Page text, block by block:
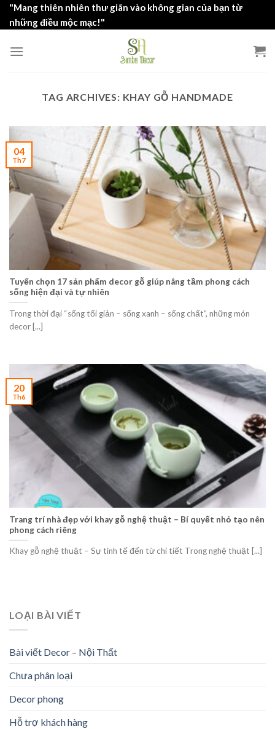
Skip"Mang thiên nhiên thư giãn vào không gian của bạn từ
những điều mộc mạc!"
TAG ARCHIVES: KHAY GỖ HANDMADE
Tuyển chọn 17 sản phẩm decor gỗ giúp nâng tầm phong cách
sống hiện đại và tự nhiên
Trong thời đại “sống tối giản – sống xanh – sống chất”, những món
decor [...]
04
Th7
Trang trí nhà đẹp với khay gỗ nghệ thuật – Bí quyết nhỏ tạo nên
phong cách riêng
Khay gỗ nghệ thuật – Sự tinh tế đến từ chi tiết Trong nghệ thuật [...]
20
Th6
LOẠI BÀI VIẾT
Bài viết Decor – Nội Thất
Chưa phân loại
Decor phong
Hỗ trợ khách hàng